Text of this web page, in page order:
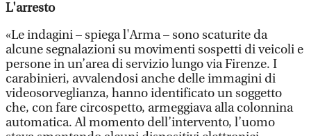
L'arresto
«Le indagini – spiega l'Arma – sono scaturite da
alcune segnalazioni su movimenti sospetti di veicoli e
persone in un’area di servizio lungo via Firenze. I
carabinieri, avvalendosi anche delle immagini di
videosorveglianza, hanno identificato un soggetto
che, con fare circospetto, armeggiava alla colonnina
automatica. Al momento dell’intervento, l’uomo